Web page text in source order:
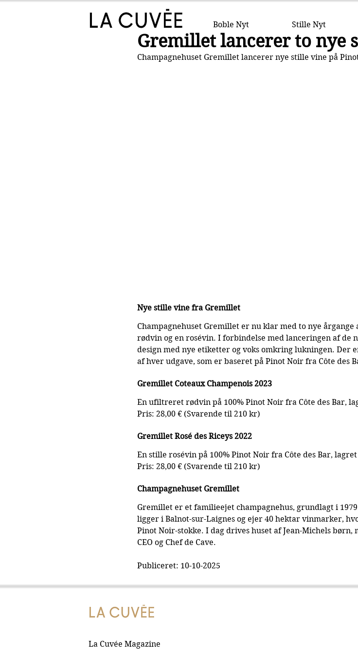
Boble Nyt Stille Nyt
Gremillet lancerer to nye
Champagnehuset Gremillet lancerer nye stille vine på
Nye stille vine fra Gremillet
Champagnehuset Gremillet er nu klar med to nye
rødvin og en rosévin. I forbindelse med lanceringen af de
design med nye etiketter og voks omkring lukningen. Der
af hver udgave, som er baseret på Pinot Noir fra Côte des
Gremillet Coteaux Champenois 2023
En ufiltreret rødvin på 100% Pinot Noir fra Côte des Bar,
Pris: 28,00 € (Svarende til 210 kr)
Gremillet Rosé des Riceys 2022
En stille rosévin på 100% Pinot Noir fra Côte des Bar,
Pris: 28,00 € (Svarende til 210 kr)
Champagnehuset Gremillet
Gremillet er et familieejet champagnehus, grundlagt i
ligger i Balnot-sur-Laignes og ejer 40 hektar vinmarker,
Pinot Noir-stokke. I dag drives huset af Jean-Michels børn,
CEO og Chef de Cave.
Publiceret: 10-10-2025
La Cuvée Magazine